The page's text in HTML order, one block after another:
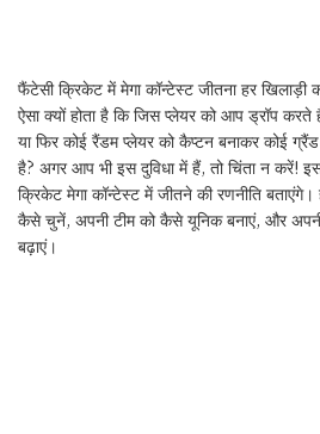
फैंटेसी क्रिकेट में मेगा कॉन्टेस्ट जीतना हर खिलाड़ी
ऐसा क्यों होता है कि जिस प्लेयर को आप ड्रॉप करते
या फिर कोई रैंडम प्लेयर को कैप्टन बनाकर कोई
है? अगर आप भी इस दुविधा में हैं, तो चिंता न करें!
क्रिकेट मेगा कॉन्टेस्ट में जीतने की रणनीति
कैसे चुनें, अपनी टीम को कैसे यूनिक बनाएं, और
बढ़ाएं।